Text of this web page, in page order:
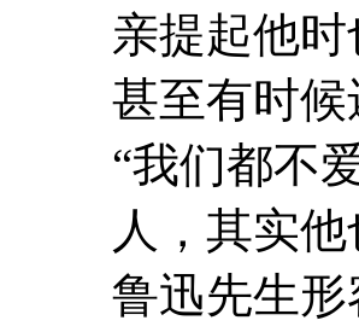
亲提起他
甚至有时
“我们都不
人，其实
鲁迅先生